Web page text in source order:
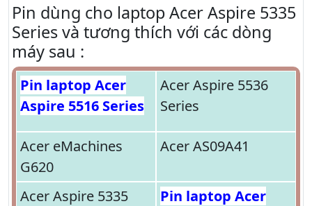
Pin dùng cho laptop Acer Aspire 5335
Series và tương thích với các dòng
máy sau :
Pin laptop Acer
Aspire 5516 Series
Acer Aspire 5536
Series
Acer eMachines
G620
Acer AS09A41
Acer Aspire 5335
Pin laptop Acer